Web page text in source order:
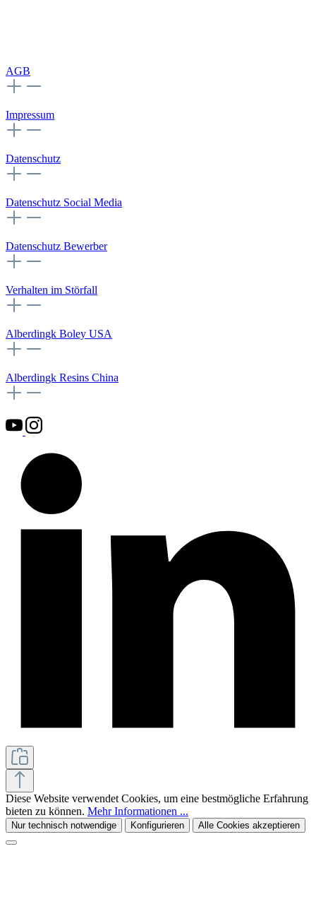
AGB
Impressum
Datenschutz
Datenschutz Social Media
Datenschutz Bewerber
Verhalten im Störfall
Alberdingk Boley USA
Alberdingk Resins China
Diese Website verwendet Cookies, um eine bestmögliche Erfahrung
bieten zu können. Mehr Informationen ...
Nur technisch notwendige Konfigurieren Alle Cookies akzeptieren